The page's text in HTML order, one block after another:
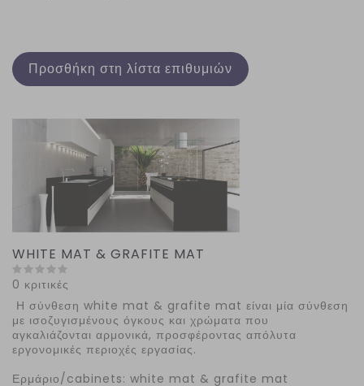
Προσθήκη στη λίστα επιθυμιών
WHITE MAT & GRAFITE MAT
0 κριτικές
Η σύνθεση white mat & grafite mat είναι μία σύνθεση
με ισοζυγισμένους όγκους και χρώματα που
αγκαλιάζονται αρμονικά, προσφέροντας απόλυτα
εργονομικές περιοχές εργασίας.
Ερμάριο/cabinets: white mat & grafite mat